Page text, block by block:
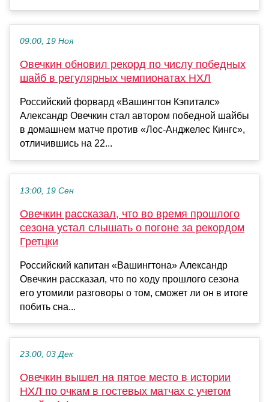
09:00, 19 Ноя
Овечкин обновил рекорд по числу победных
шайб в регулярных чемпионатах НХЛ
Российский форвард «Вашингтон Кэпиталс»
Александр Овечкин стал автором победной шайбы
в домашнем матче против «Лос-Анджелес Кингс»,
отличившись на 22...
13:00, 19 Сен
Овечкин рассказал, что во время прошлого
сезона устал слышать о погоне за рекордом
Гретцки
Российский капитан «Вашингтона» Александр
Овечкин рассказал, что по ходу прошлого сезона
его утомили разговоры о том, сможет ли он в итоге
побить сна...
23:00, 03 Дек
Овечкин вышел на пятое место в истории
НХЛ по очкам в гостевых матчах с учетом